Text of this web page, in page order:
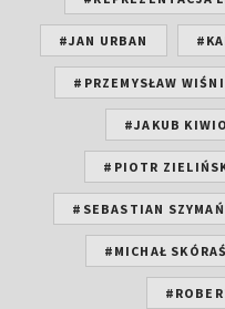
#JAN URBAN
#PRZEMYSŁAW
#JAKUB
#PIOTR
#SEBASTIAN
#MICHAŁ SKÓRAŚ